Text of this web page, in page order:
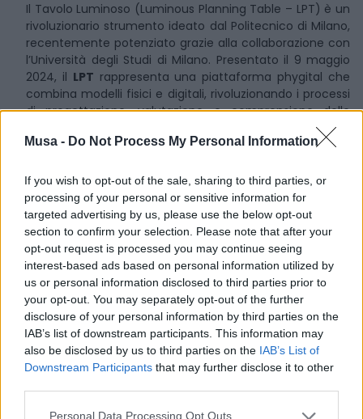
Musa - Do Not Process My Personal Information
If you wish to opt-out of the sale, sharing to third parties, or
processing of your personal or sensitive information for
targeted advertising by us, please use the below opt-out
section to confirm your selection. Please note that after your
opt-out request is processed you may continue seeing
interest-based ads based on personal information utilized by
us or personal information disclosed to third parties prior to
your opt-out. You may separately opt-out of the further
disclosure of your personal information by third parties on the
IAB’s list of downstream participants. This information may
also be disclosed by us to third parties on the IAB’s List of
Downstream Participants that may further disclose it to other
Personal Data Processing Opt Outs
Il Tavolo Luminoso (Luminous Planning Table – LPT) è un
rivoluzionario strumento ideato dal Politecnico di Milano,
recentemente potenziato grazie alla collaborazione con
l’Università degli Studi di Milano. Presentato il 9 maggio
2024, il LPT rappresenta una piattaforma phygital che
combina modelli fisici e digitali, rivoluzionando i processi
di progettazione, valutazione e comprensione delle
di Milano, nelLABSIMURBdel Dipartimento di
Architettura e Studi Urbani, guidato da Barbara Piga,
nell’ambito del progetto Dipartimento di Eccellenza
2018-2022. La collaborazione con Marco Boffi, docente di
Psicologia sociale e ambientale dell’Università degli Studi
di Milano, ha portato alla creazione della seconda
versione del Tavolo Luminoso. Questa nuova iterazione
integra una profonda analisi del legame tra spazio e
comunità, nonché tra progettazione dei luoghi e
benessere delle persone.
Il LPT permette di simulare ambienti fisici